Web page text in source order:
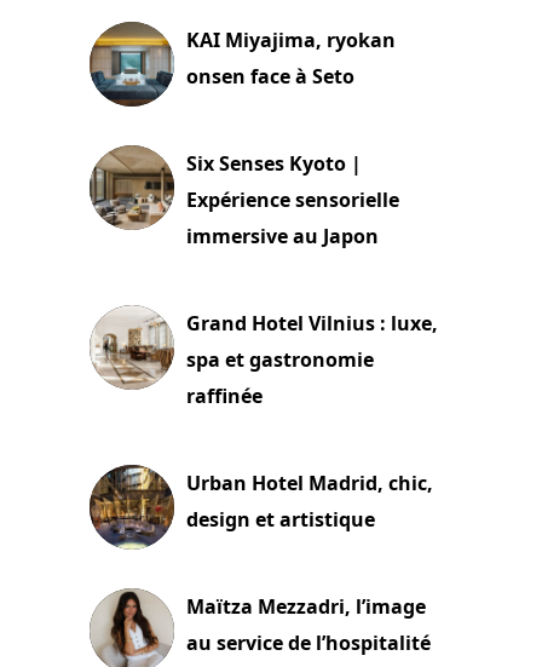
KAI Miyajima, ryokan
onsen face à Seto
Six Senses Kyoto |
Expérience sensorielle
immersive au Japon
Grand Hotel Vilnius : luxe,
spa et gastronomie
raffinée
Urban Hotel Madrid, chic,
design et artistique
Maïtza Mezzadri, l’image
au service de l’hospitalité